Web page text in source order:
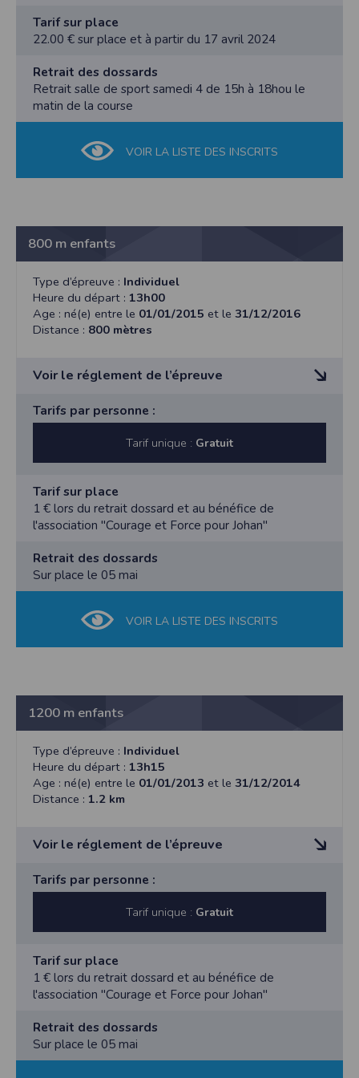
Tarif sur place
22.00 € sur place et à partir du 17 avril 2024
Retrait des dossards
Retrait salle de sport samedi 4 de 15h à 18hou le
matin de la course
VOIR LA LISTE DES INSCRITS
800 m enfants
Type d’épreuve : Individuel
Heure du départ : 13h00
Age : né(e) entre le 01/01/2015 et le 31/12/2016
Distance : 800 mètres
Voir le réglement de l’épreuve
L'inscription à l'épreuve est de 1€ et sera reversée
intégralement à l'association
"Courage et Force pour Johan"
https://courage-force-johan.fr/
Tarifs par personne :
Tarif unique : Gratuit
Tarif sur place
1 € lors du retrait dossard et au bénéfice de
l'association "Courage et Force pour Johan"
Retrait des dossards
Sur place le 05 mai
VOIR LA LISTE DES INSCRITS
1200 m enfants
Type d’épreuve : Individuel
Heure du départ : 13h15
Age : né(e) entre le 01/01/2013 et le 31/12/2014
Distance : 1.2 km
Voir le réglement de l’épreuve
L'inscription à l'épreuve est de 1€ et sera reversée
intégralement à l'association
"Courage et Force pour Johan"
https://courage-force-johan.fr/
Tarifs par personne :
Tarif unique : Gratuit
Tarif sur place
1 € lors du retrait dossard et au bénéfice de
l'association "Courage et Force pour Johan"
Retrait des dossards
Sur place le 05 mai